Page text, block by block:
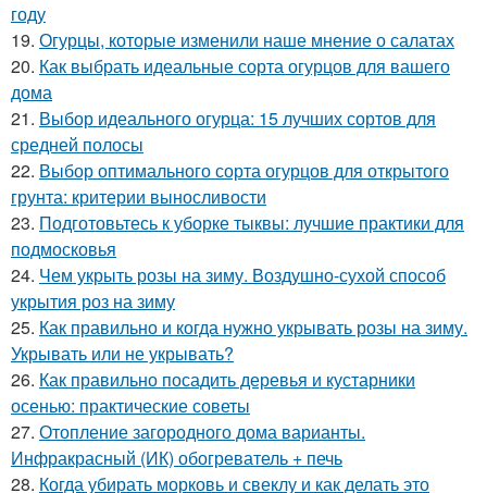
году
19. Огурцы, которые изменили наше мнение о салатах
20. Как выбрать идеальные сорта огурцов для вашего
дома
21. Выбор идеального огурца: 15 лучших сортов для
средней полосы
22. Выбор оптимального сорта огурцов для открытого
грунта: критерии выносливости
23. Подготовьтесь к уборке тыквы: лучшие практики для
подмосковья
24. Чем укрыть розы на зиму. Воздушно-сухой способ
укрытия роз на зиму
25. Как правильно и когда нужно укрывать розы на зиму.
Укрывать или не укрывать?
26. Как правильно посадить деревья и кустарники
осенью: практические советы
27. Отопление загородного дома варианты.
Инфракрасный (ИК) обогреватель + печь
28. Когда убирать морковь и свеклу и как делать это